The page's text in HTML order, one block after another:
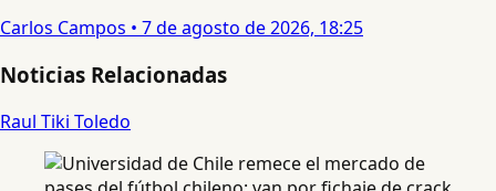
Carlos Campos • 7 de agosto de 2026, 18:25
Noticias Relacionadas
Raul Tiki Toledo